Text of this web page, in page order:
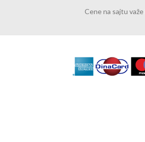
Cene na sajtu važe